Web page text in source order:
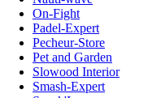
On-Fight
Padel-Expert
Pecheur-Store
Pet and Garden
Slowood Interior
Smash-Expert